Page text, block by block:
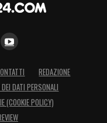
REDAZIONE
DATI PERSONALI
(COOKIE POLICY)